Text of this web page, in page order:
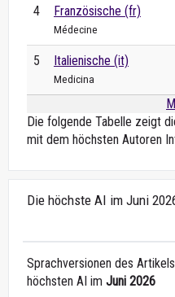
4 Französische (fr)
Médecine
5 Italienische (it)
Medicina
Die folgende Tabelle zeigt
mit dem höchsten Autoren
Die höchste AI im Juni
Sprachversionen des
höchsten AI im Juni 2026